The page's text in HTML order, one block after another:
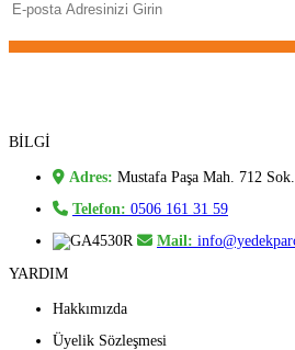
BİLGİ
Adres: Mustafa Paşa Mah. 712
Telefon: 0506 161 31 59
Mail:
YARDIM
Hakkımızda
Üyelik Sözleşmesi